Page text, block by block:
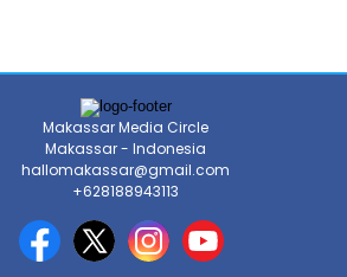
Makassar Media Circle
Makassar - Indonesia
hallomakassar@gmail.com
+628188943113